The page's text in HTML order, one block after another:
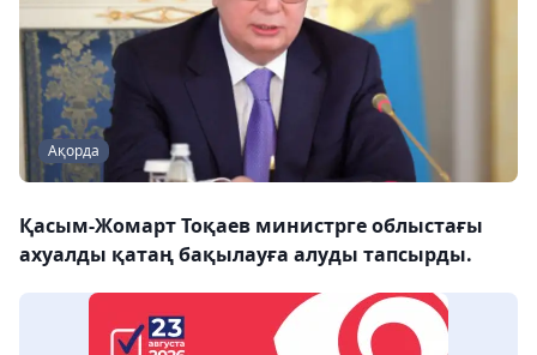
Ақорда
Қасым-Жомарт Тоқаев министрге облыстағы
ахуалды қатаң бақылауға алуды тапсырды.